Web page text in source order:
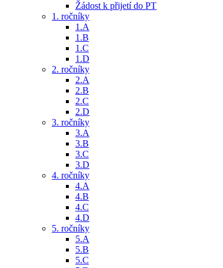
Žádost k přijetí do PT
1. ročníky
1.A
1.B
1.C
1.D
2. ročníky
2.A
2.B
2.C
2.D
3. ročníky
3.A
3.B
3.C
3.D
4. ročníky
4.A
4.B
4.C
4.D
5. ročníky
5.A
5.B
5.C